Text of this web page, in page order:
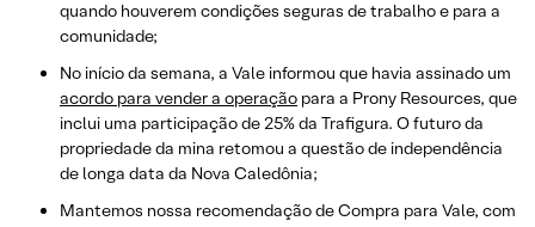
quando houverem condições seguras de trabalho e para a
comunidade;
No início da semana, a Vale informou que havia assinado um
acordo para vender a operação para a Prony Resources, que
inclui uma participação de 25% da Trafigura. O futuro da
propriedade da mina retomou a questão de independência
de longa data da Nova Caledônia;
Mantemos nossa recomendação de Compra para Vale, com